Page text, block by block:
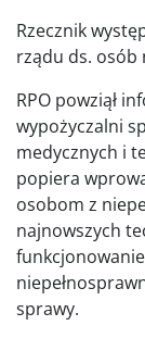
Rzecznik
rządu ds. osób
RPO powziął
wypożyczalni
medycznych i
popiera
osobom z
najnowszych
sprawy.